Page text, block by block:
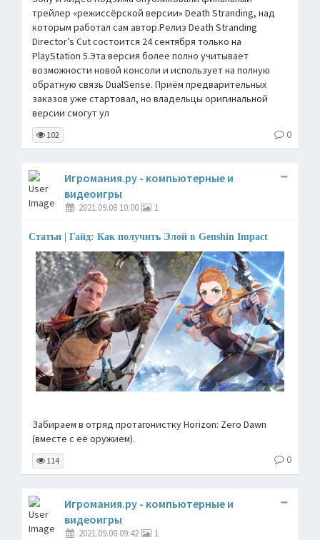
трейлер «режиссёрской версии» Death Stranding, над
которым работал сам автор.Релиз Death Stranding
Director’s Cut состоится 24 сентября только на
PlayStation 5.Эта версия более полно учитывает
возможности новой консоли и использует на полную
обратную связь DualSense. Приём предварительных
заказов уже стартовал, но владельцы оригинальной
версии смогут ул
102 0
Игромания.ру - компьютерные и
видеоигры
2021.09.08 10:00 1
Статьи | Гайд: Как получить Элой в Genshin Impact
Забираем в отряд протагонистку Horizon: Zero Dawn
(вместе с её оружием).
114 0
Игромания.ру - компьютерные и
видеоигры
2021.09.08 09:42 1